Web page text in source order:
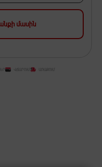
մասին
ՎՃԱՐՈՒՄ